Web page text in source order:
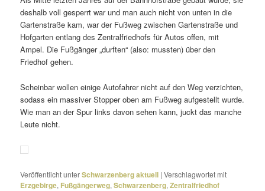
deshalb voll gesperrt war und man auch nicht von unten in die
Gartenstraße kam, war der Fußweg zwischen Gartenstraße und
Hofgarten entlang des Zentralfriedhofs für Autos offen, mit
Ampel. Die Fußgänger „durften“ (also: mussten) über den
Friedhof gehen.
Scheinbar wollen einige Autofahrer nicht auf den Weg verzichten,
sodass ein massiver Stopper oben am Fußweg aufge­stellt wurde.
Wie man an der Spur links davon sehen kann, juckt das manche
Leute nicht.
Veröffentlicht unterSchwarzenberg aktuell |Verschlagwortet mit
Erzgebirge, Fußgängerweg,Schwarzenberg,Zentralfriedhof